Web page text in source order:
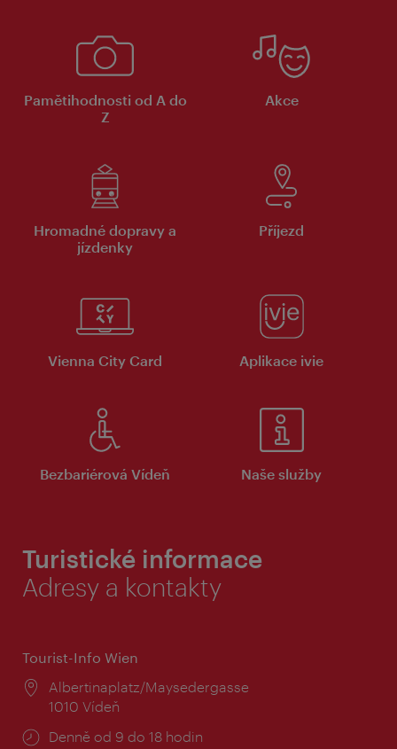
Pamětihodnosti od A do
Z
Akce
Hromadné dopravy a
jízdenky
Příjezd
Vienna City Card Aplikace ivie
Bezbariérová Vídeň Naše služby
Turistické informace
Adresy a kontakty
Tourist-Info Wien
Místo:
Albertinaplatz/Maysedergasse
1010 Vídeň
Provozní
Denně od 9 do 18 hodin